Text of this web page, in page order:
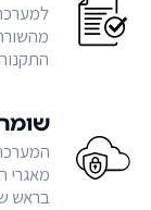
מאגרי
בראש